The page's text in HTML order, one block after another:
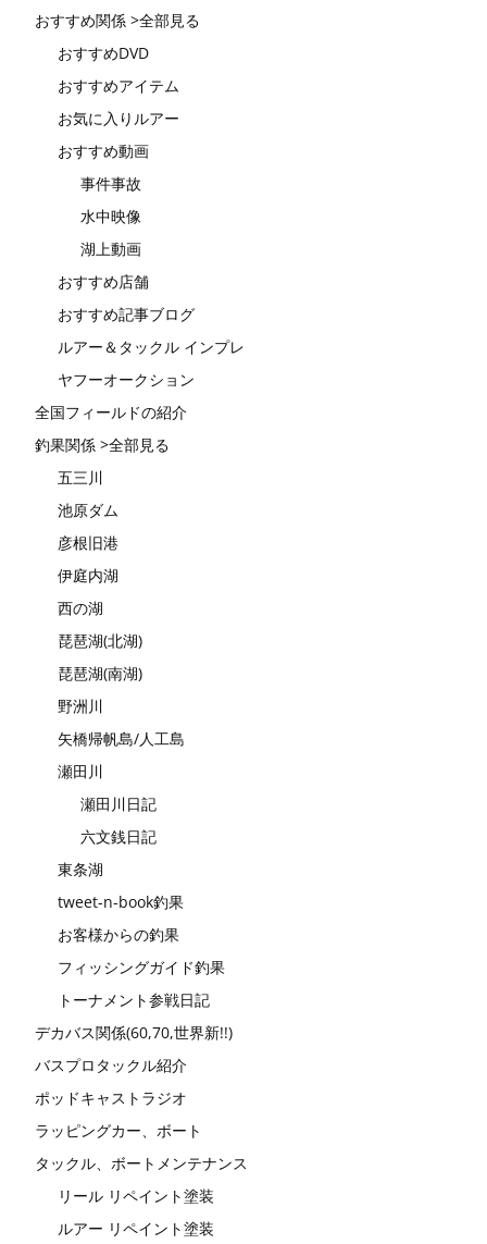
おすすめ関係 >全部見る
おすすめDVD
おすすめアイテム
お気に入りルアー
おすすめ動画
事件事故
水中映像
湖上動画
おすすめ店舗
おすすめ記事ブログ
ルアー＆タックル インプレ
ヤフーオークション
全国フィールドの紹介
釣果関係 >全部見る
五三川
池原ダム
彦根旧港
伊庭内湖
西の湖
琵琶湖(北湖)
琵琶湖(南湖)
野洲川
矢橋帰帆島/人工島
瀬田川
瀬田川日記
六文銭日記
東条湖
tweet-n-book釣果
お客様からの釣果
フィッシングガイド釣果
トーナメント参戦日記
デカバス関係(60,70,世界新!!)
バスプロタックル紹介
ポッドキャストラジオ
ラッピングカー、ボート
タックル、ボートメンテナンス
リール リペイント塗装
ルアー リペイント塗装